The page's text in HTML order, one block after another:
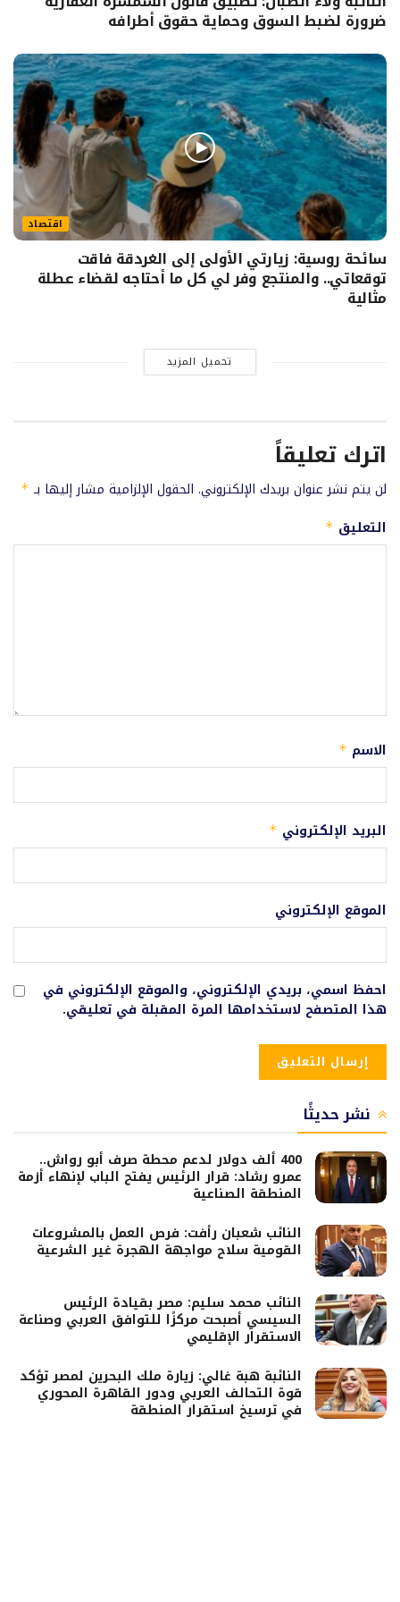
ضرورة لضبط السوق وحماية حقوق أطرافه
اقتصاد
سائحة روسية: زيارتي الأولى إلى الغردقة فاقت
توقعاتي.. والمنتجع وفر لي كل ما أحتاجه لقضاء عطلة
مثالية
تحميل المزيد
اترك تعليقاً
لن يتم نشر عنوان بريدك الإلكتروني. الحقول الإلزامية مشار إليها بـ *
التعليق *
الاسم *
البريد الإلكتروني *
الموقع الإلكتروني
احفظ اسمي، بريدي الإلكتروني، والموقع الإلكتروني في
هذا المتصفح لاستخدامها المرة المقبلة في تعليقي.
نشر حديثًا
400 ألف دولار لدعم محطة صرف أبو رواش..
عمرو رشاد: قرار الرئيس يفتح الباب لإنهاء أزمة
المنطقة الصناعية
النائب شعبان رأفت: فرص العمل بالمشروعات
القومية سلاح مواجهة الهجرة غير الشرعية
النائب محمد سليم: مصر بقيادة الرئيس
السيسي أصبحت مركزًا للتوافق العربي وصناعة
الاستقرار الإقليمي
النائبة هبة غالي: زيارة ملك البحرين لمصر تؤكد
قوة التحالف العربي ودور القاهرة المحوري
في ترسيخ استقرار المنطقة